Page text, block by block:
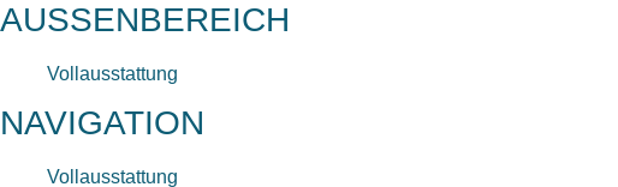
AUSSENBEREICH
Vollausstattung
NAVIGATION
Vollausstattung